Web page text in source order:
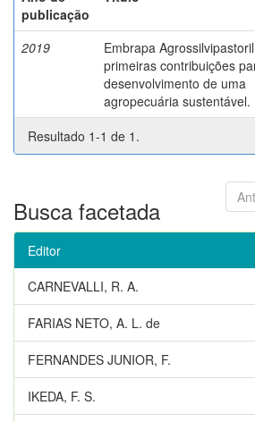
publicação
2019
Embrapa
primeiras contribuições
desenvolvimento de uma
agropecuária sustentável.
Resultado 1-1 de 1.
Busca facetada
Editor
CARNEVALLI, R. A.
FARIAS NETO, A. L. de
FERNANDES JUNIOR, F.
IKEDA, F. S.